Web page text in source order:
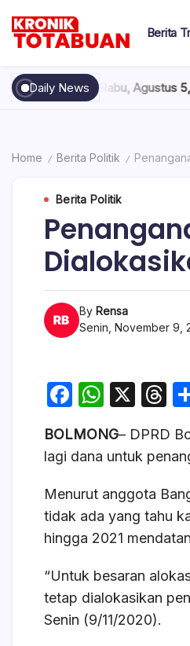
content
Totabuan
Terkini
hari
ini
Berita
Daily News
Rabu, Agustus 5, 2026 , 11:44
Home / Berita Politik /
Berita Politik
By Rensa
Senin, November 9,
F
c
e
b
o
o
k
W
at
s
A
p
p
X
T
e
a
d
s
BOLMONG– DPRD
lagi dana untuk
Menurut anggota
tidak ada yang tahu
hingga 2021
“Untuk besaran
tetap dialokasikan
Senin (9/11/2020).